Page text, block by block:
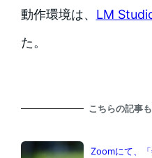
動作環境は、 LM
た。
こちらの記事
Zoomにて、